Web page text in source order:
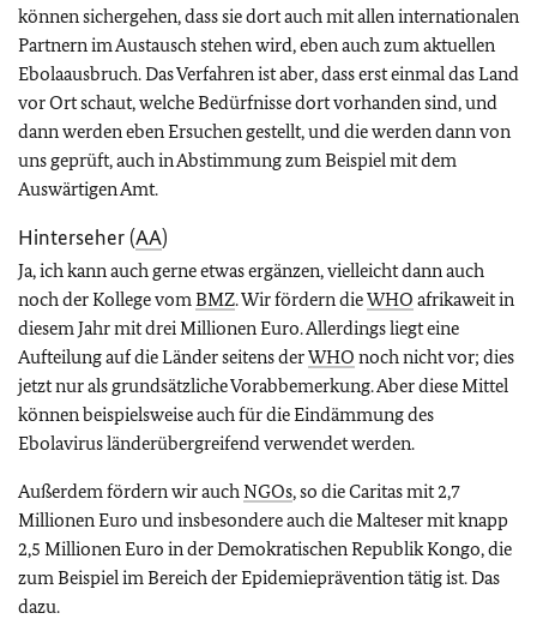
können sichergehen, dass sie dort auch mit allen internationalen
Partnern im Austausch stehen wird, eben auch zum aktuellen
Ebolaausbruch. Das Verfahren ist aber, dass erst einmal das Land
vor Ort schaut, welche Bedürfnisse dort vorhanden sind, und
dann werden eben Ersuchen gestellt, und die werden dann von
uns geprüft, auch in Abstimmung zum Beispiel mit dem
Auswärtigen Amt.
Hinterseher (AA)
Ja, ich kann auch gerne etwas ergänzen, vielleicht dann auch
noch der Kollege vomBMZ. Wir fördern dieWHO afrikaweit in
diesem Jahr mit drei Millionen Euro. Allerdings liegt eine
Aufteilung auf die Länder seitens derWHO noch nicht vor; dies
jetzt nur als grundsätzliche Vorabbemerkung. Aber diese Mittel
können beispielsweise auch für die Eindämmung des
Ebolavirus länderübergreifend verwendet werden.
Außerdem fördern wir auchNGOs, so die Caritas mit 2,7
Millionen Euro und insbesondere auch die Malteser mit knapp
2,5 Millionen Euro in der Demokratischen Republik Kongo, die
zum Beispiel im Bereich der Epidemieprävention tätig ist. Das
dazu.